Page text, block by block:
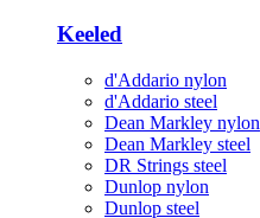
Keeled
d'Addario nylon
d'Addario steel
Dean Markley nylon
Dean Markley steel
DR Strings steel
Dunlop nylon
Dunlop steel